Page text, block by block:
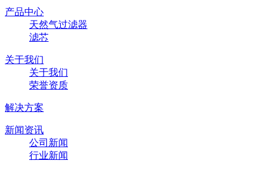
产品中心
天然气过滤器
滤芯
关于我们
关于我们
荣誉资质
解决方案
新闻资讯
公司新闻
行业新闻